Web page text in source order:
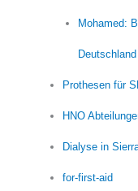
Mohamed:
Deutschland
Prothesen für
HNO
Dialyse in
for-first-aid